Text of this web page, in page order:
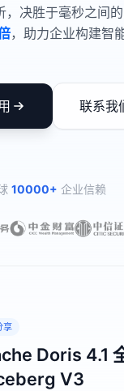
决胜于毫秒之间的
，助力企业构建智
联系我
10000+ 企业信赖
享
Doris 倒